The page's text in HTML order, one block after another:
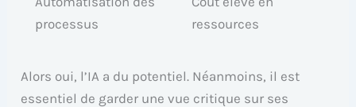
processus
ressources
Alors oui, l’IA a du potentiel. Néanmoins, il est
essentiel de garder une vue critique sur ses